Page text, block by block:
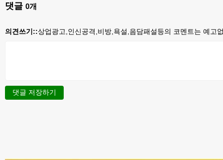
댓글 0개
의견쓰기::상업광고,인신공격,비방,욕설,음담패설등의 코멘트는 예고
댓글 저장하기